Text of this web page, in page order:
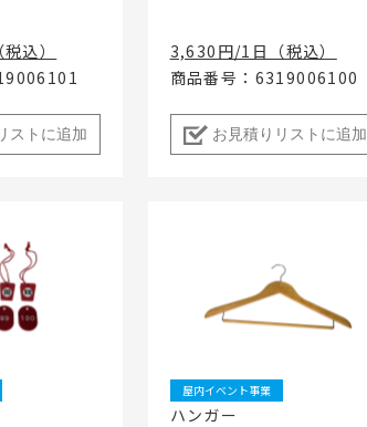
込）
ストに追加
3,630円/1日（税込）
商品番号：6319006100
お見積りリストに追加
屋内イベント事業
ハンガー